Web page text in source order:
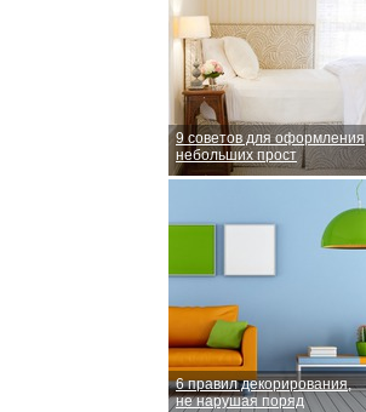
9 советов для оформления
небольших прост
6 правил декорирования,
не нарушая поряд